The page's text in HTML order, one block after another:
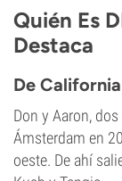
Quién Es
Destaca
De
Don y Aaron,
Ámsterdam en
oeste. De ahí